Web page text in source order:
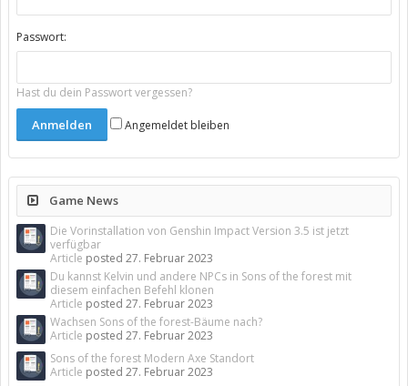
Passwort:
Hast du dein Passwort vergessen?
Angemeldet bleiben
Game News
Die Vorinstallation von Genshin Impact Version 3.5 ist jetzt
verfügbar
Article posted 27. Februar 2023
Du kannst Kelvin und andere NPCs in Sons of the forest mit
diesem einfachen Befehl klonen
Article posted 27. Februar 2023
Wachsen Sons of the forest-Bäume nach?
Article posted 27. Februar 2023
Sons of the forest Modern Axe Standort
Article posted 27. Februar 2023